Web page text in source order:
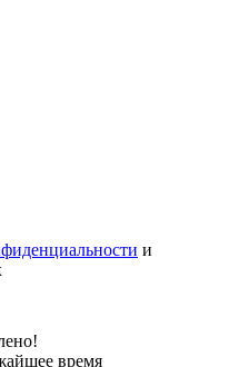
и
время